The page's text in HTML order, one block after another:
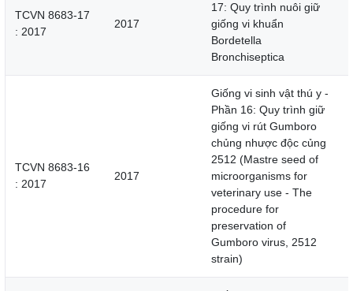
TCVN 8683-17
: 2017
2017
17: Quy trình nuôi giữ
giống vi khuẩn
Bordetella
Bronchiseptica
TCVN 8683-16
: 2017
2017
Giống vi sinh vật thú y -
Phần 16: Quy trình giữ
giống vi rút Gumboro
chủng nhược độc củng
2512 (Mastre seed of
microorganisms for
veterinary use - The
procedure for
preservation of
Gumboro virus, 2512
strain)